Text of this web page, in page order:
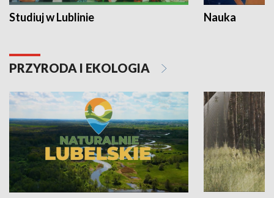
Studiuj w Lublinie Nauka
PRZYRODA I EKOLOGIA